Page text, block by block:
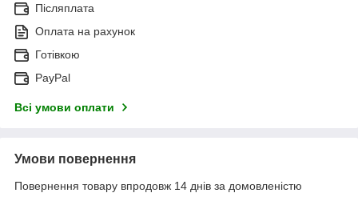
Післяплата
Оплата на рахунок
Готівкою
PayPal
Всі умови оплати
Умови повернення
Повернення товару впродовж 14 днів за домовленістю